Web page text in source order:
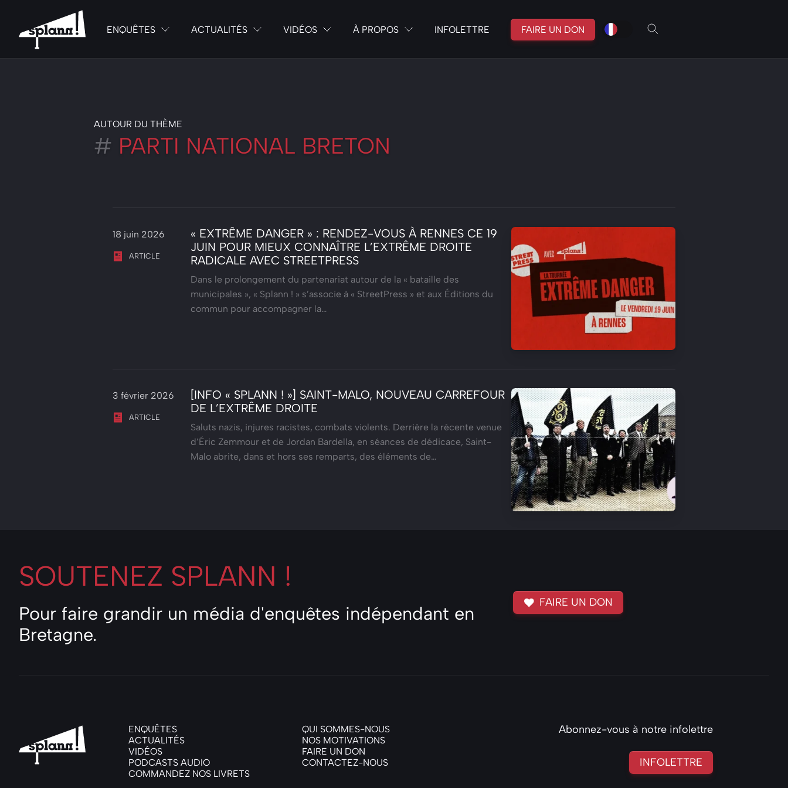
ENQUÊTES ACTUALITÉS VIDÉOS À PROPOS INFOLETTRE FAIRE UN DON br
AUTOUR DU THÈME
# PARTI NATIONAL BRETON
18 juin 2026
ARTICLE
« EXTRÊME DANGER » : RENDEZ-VOUS À RENNES CE 19
JUIN POUR MIEUX CONNAÎTRE L’EXTRÊME DROITE
RADICALE AVEC STREETPRESS
Dans le prolongement du partenariat autour de la « bataille des
municipales », « Splann ! » s’associe à « StreetPress » et aux Éditions du
commun pour accompagner la…
3 février 2026
ARTICLE
[INFO « SPLANN ! »] SAINT-MALO, NOUVEAU CARREFOUR
DE L’EXTRÊME DROITE
Saluts nazis, injures racistes, combats violents. Derrière la récente venue
d’Éric Zemmour et de Jordan Bardella, en séances de dédicace, Saint-
Malo abrite, dans et hors ses remparts, des éléments de…
SOUTENEZ SPLANN !
Pour faire grandir un média d'enquêtes indépendant en
Bretagne.
FAIRE UN DON
ENQUÊTES
ACTUALITÉS
VIDÉOS
PODCASTS AUDIO
COMMANDEZ NOS LIVRETS
QUI SOMMES-NOUS
NOS MOTIVATIONS
FAIRE UN DON
CONTACTEZ-NOUS
Abonnez-vous à notre infolettre
INFOLETTRE